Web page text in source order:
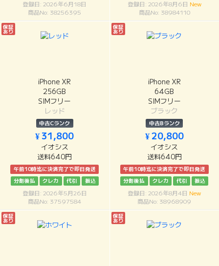
登録日: 2026年6月18日
商品No: 38256395
登録日: 2026年8月6日 New
商品No: 38984110
保証
あり
iPhone XR
256GB
SIMフリー
レッド
中古Cランク
¥ 31,800
イオシス
送料640円
午前10時迄に決済完了で即日発送
分割後払
クレカ 代引 振込
登録日: 2026年5月26日
商品No: 37597584
保証
あり
iPhone XR
64GB
SIMフリー
ブラック
中古Bランク
¥ 20,800
イオシス
送料640円
午前10時迄に決済完了で即日発送
分割後払
クレカ 代引 振込
登録日: 2026年8月4日 New
商品No: 38968909
保証
あり
保証
あり